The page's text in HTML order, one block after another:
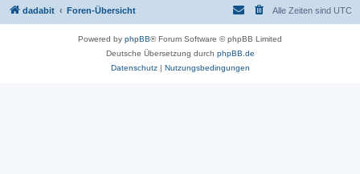
dadabit Foren-Übersicht Alle Zeiten sind UTC
Powered by phpBB® Forum Software © phpBB Limited
Deutsche Übersetzung durch phpBB.de
Datenschutz| Nutzungsbedingungen